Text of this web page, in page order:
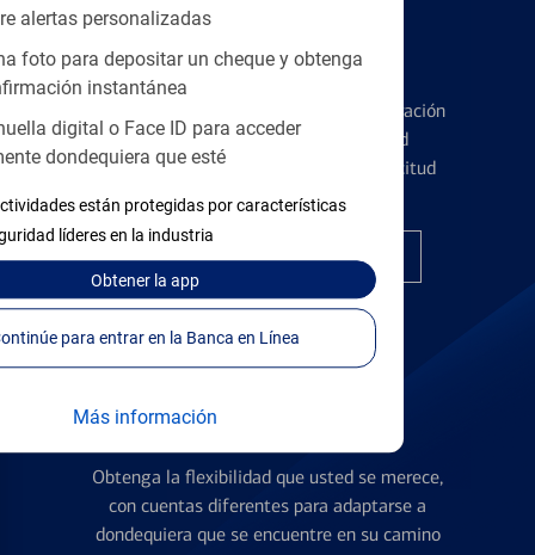
alertas personalizadas
foto para depositar un cheque y obtenga
instantánea
digital o Face ID para acceder
dondequiera que esté
están protegidas por características
líderes en la industria
Obtenerla app
Continúe para entrar en la Banca en Línea
Más información
Tarjetas de Crédito
Conozca los pormenores de la administración
de tarjetas de crédito y la identidad
financiera antes de presentar una solicitud
Encuentre la tarjeta correcta
Obtenga la flexibilidad que usted se merece,
con cuentas diferentes para adaptarse a
dondequiera que se encuentre en su camino